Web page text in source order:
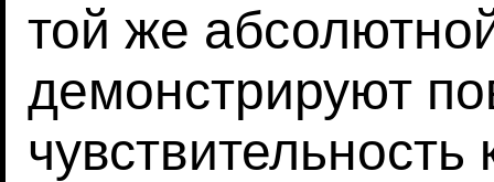
той же
демонстрируют